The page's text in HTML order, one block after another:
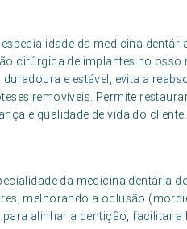
da medicina
cirúrgica de implantes no
e estável, evita a
removíveis. Permite
e qualidade de vida do cliente.
da medicina dentária
melhorando a oclusão
alinhar a dentição, facilitar